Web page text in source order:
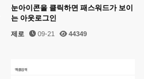
눈아이콘을 클릭하면 패스워드가 보이
는 아웃로그인
제로 09-21 44349